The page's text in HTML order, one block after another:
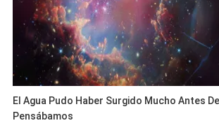
El Agua Pudo Haber Surgido Mucho Antes
Pensábamos